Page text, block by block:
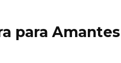
para Amantes